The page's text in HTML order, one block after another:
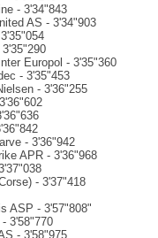
- 3'34"843
AS - 3'34"903
Europol - 3'35"360
- 3'35"453
- 3'36"255
- 3'36"942
APR - 3'36"968
- 3'37"418
ASP - 3'57"808"
3'58"770
- 3'58"975